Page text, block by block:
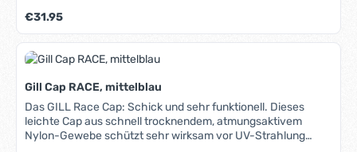
Reflektionen reduziert und UV-Strahlung absorbiert, sehr
aufwändiger, flacher Schnitt mit guter Paßform, serienmäßig
mit Sicherungsclip (Capholder).
Regulärer Preis:
€31.95
Gill Cap RACE, mittelblau
Das GILL Race Cap: Schick und sehr funktionell. Dieses
leichte Cap aus schnell trocknendem, atmungsaktivem
Nylon-Gewebe schützt sehr wirksam vor UV-Strahlung